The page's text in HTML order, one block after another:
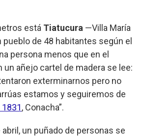
está Tiatucura —Villa María
de 48 habitantes según el
persona menos que en el
un añejo cartel de madera se lee:
exterminarnos pero no
estamos y seguiremos de
, Conacha”.
un puñado de personas se